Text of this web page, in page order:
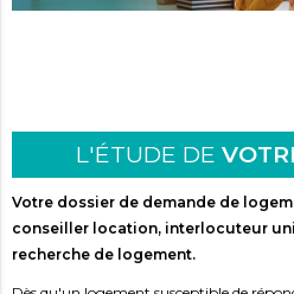
L'ÉTUDE DE
Votre dossier de demande de
conseiller location, interlocuteur
recherche de logement.